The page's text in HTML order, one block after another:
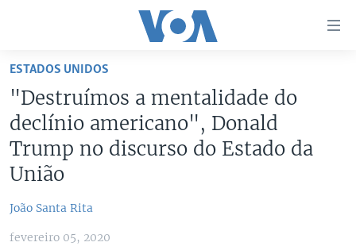
Acesso
para
artigo
principal
para
Navegação
principal
ANGOLA
ESTADOS UNIDOS
AFRICA AGORA
SAÚDE EM FOCO
VÍDEO
ESTADOS UNIDOS
"Destruímos a mentalidade do
declínio americano", Donald
Trump no discurso do Estado da
União
João Santa Rita
fevereiro 05, 2020